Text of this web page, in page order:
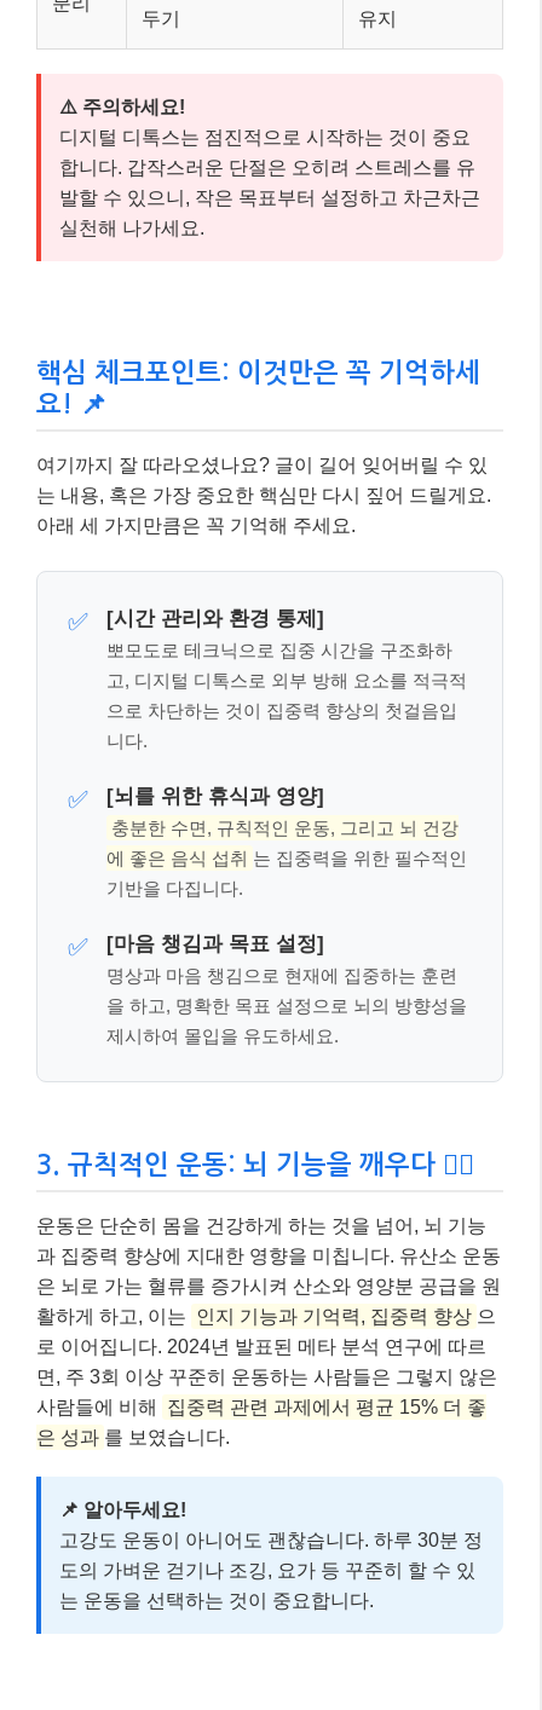
두기 유지
⚠️ 주의하세요!
디지털 디톡스는 점진적으로 시작하는 것이 중요
합니다. 갑작스러운 단절은 오히려 스트레스를 유
발할 수 있으니, 작은 목표부터 설정하고 차근차근
실천해 나가세요.
핵심 체크포인트: 이것만은 꼭 기억하세
요! 📌
여기까지 잘 따라오셨나요? 글이 길어 잊어버릴 수 있
는 내용, 혹은 가장 중요한 핵심만 다시 짚어 드릴게요.
아래 세 가지만큼은 꼭 기억해 주세요.
✅ [시간 관리와 환경 통제]
뽀모도로 테크닉으로 집중 시간을 구조화하
고, 디지털 디톡스로 외부 방해 요소를 적극적
으로 차단하는 것이 집중력 향상의 첫걸음입
니다.
✅ [뇌를 위한 휴식과 영양]
충분한 수면, 규칙적인 운동, 그리고 뇌 건강
에 좋은 음식 섭취 는 집중력을 위한 필수적인
기반을 다집니다.
✅ [마음 챙김과 목표 설정]
명상과 마음 챙김으로 현재에 집중하는 훈련
을 하고, 명확한 목표 설정으로 뇌의 방향성을
제시하여 몰입을 유도하세요.
3. 규칙적인 운동: 뇌 기능을 깨우다 🏃‍♀️
운동은 단순히 몸을 건강하게 하는 것을 넘어, 뇌 기능
과 집중력 향상에 지대한 영향을 미칩니다. 유산소 운동
은 뇌로 가는 혈류를 증가시켜 산소와 영양분 공급을 원
활하게 하고, 이는 인지 기능과 기억력, 집중력 향상 으
로 이어집니다. 2024년 발표된 메타 분석 연구에 따르
면, 주 3회 이상 꾸준히 운동하는 사람들은 그렇지 않은
사람들에 비해
집중력 관련 과제에서 평균 15% 더 좋
은 성과 를 보였습니다.
📌 알아두세요!
고강도 운동이 아니어도 괜찮습니다. 하루 30분 정
도의 가벼운 걷기나 조깅, 요가 등 꾸준히 할 수 있
는 운동을 선택하는 것이 중요합니다.